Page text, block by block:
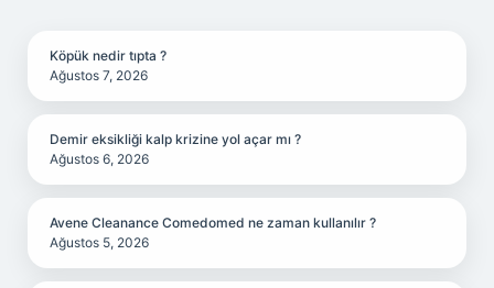
SIDEBAR
Köpük nedir tıpta ?
Ağustos 7, 2026
Demir eksikliği kalp krizine yol açar mı ?
Ağustos 6, 2026
Avene Cleanance Comedomed ne zaman kullanılır ?
Ağustos 5, 2026